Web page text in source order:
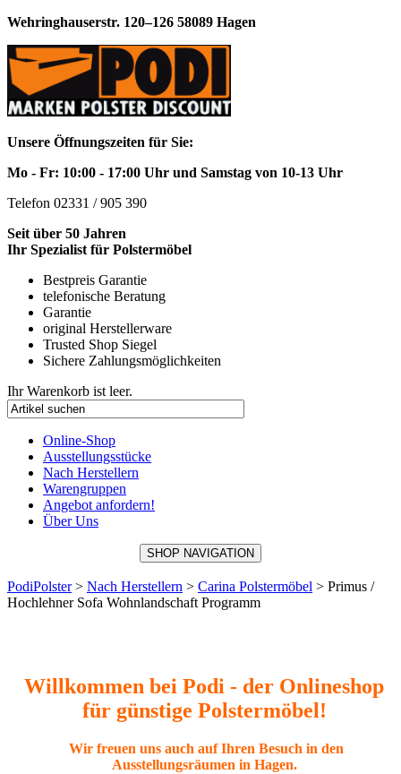
Wehringhauserstr. 120–126 58089 Hagen
Unsere Öffnungszeiten für Sie:
Mo - Fr: 10:00 - 17:00 Uhr und Samstag von 10-13 Uhr
Telefon 02331 / 905 390
Seit über 50 Jahren
Ihr Spezialist für Polstermöbel
Bestpreis Garantie
telefonische Beratung
Garantie
original Herstellerware
Trusted Shop Siegel
Sichere Zahlungsmöglichkeiten
Ihr Warenkorb ist leer.
Online-Shop
Ausstellungsstücke
Nach Herstellern
Warengruppen
Angebot anfordern!
Über Uns
SHOP NAVIGATION
PodiPolster> Nach Herstellern > Carina Polstermöbel > Primus /
Hochlehner Sofa Wohnlandschaft Programm
Willkommen bei Podi - der Onlineshop
für günstige Polstermöbel!
Wir freuen uns auch auf Ihren Besuch in den
Ausstellungsräumen in Hagen.